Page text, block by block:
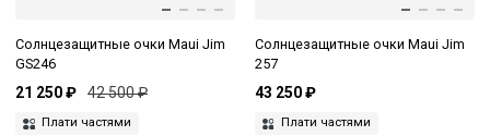
Солнцезащитные очки Maui Jim
GS246
21 250 ₽ 42 500 ₽
Плати частями
Солнцезащитные очки Maui Jim
257
43 250 ₽
Плати частями